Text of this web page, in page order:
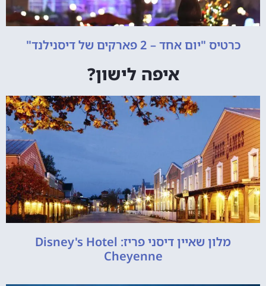
כרטיס "יום אחד – 2 פארקים של דיסנילנד"
איפה לישון?
מלון שאיין דיסני פריז: Disney's Hotel
Cheyenne